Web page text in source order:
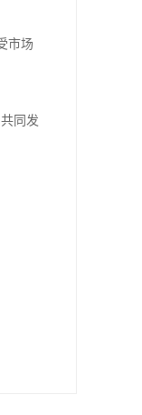
市场
同发